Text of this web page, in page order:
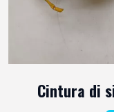
Cintura di